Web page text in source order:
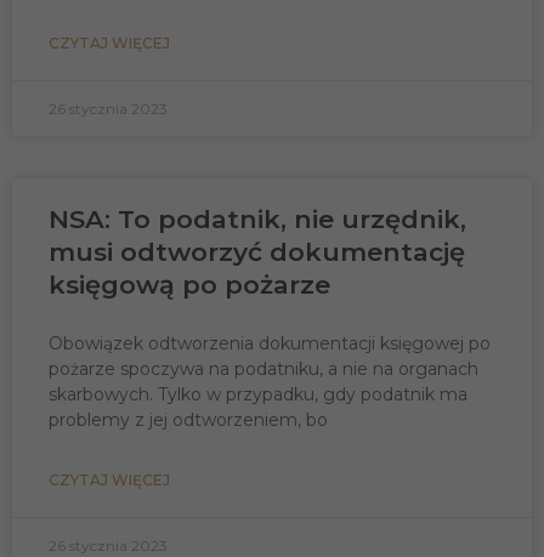
CZYTAJ WIĘCEJ
26 stycznia 2023
NSA: To podatnik, nie urzędnik,
musi odtworzyć dokumentację
księgową po pożarze
Obowiązek odtworzenia dokumentacji księgowej po
pożarze spoczywa na podatniku, a nie na organach
skarbowych. Tylko w przypadku, gdy podatnik ma
problemy z jej odtworzeniem, bo
CZYTAJ WIĘCEJ
26 stycznia 2023